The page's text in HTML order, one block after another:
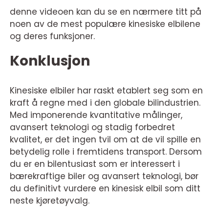
denne videoen kan du se en nærmere titt på
noen av de mest populære kinesiske elbilene
og deres funksjoner.
Konklusjon
Kinesiske elbiler har raskt etablert seg som en
kraft å regne med i den globale bilindustrien.
Med imponerende kvantitative målinger,
avansert teknologi og stadig forbedret
kvalitet, er det ingen tvil om at de vil spille en
betydelig rolle i fremtidens transport. Dersom
du er en bilentusiast som er interessert i
bærekraftige biler og avansert teknologi, bør
du definitivt vurdere en kinesisk elbil som ditt
neste kjøretøyvalg.